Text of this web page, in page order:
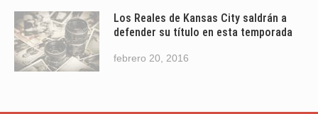
Los Reales de Kansas City saldrán a
defender su título en esta temporada
febrero 20, 2016